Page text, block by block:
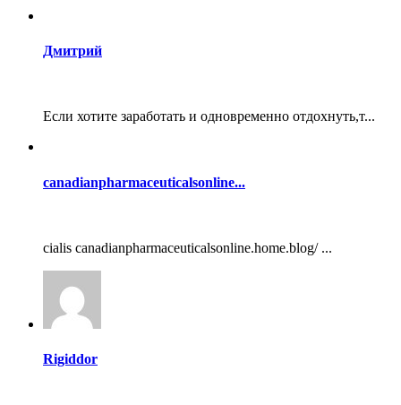
Дмитрий
Если хотите заработать и одновременно отдохнуть,т...
canadianpharmaceuticalsonline...
cialis canadianpharmaceuticalsonline.home.blog/ ...
Rigiddor